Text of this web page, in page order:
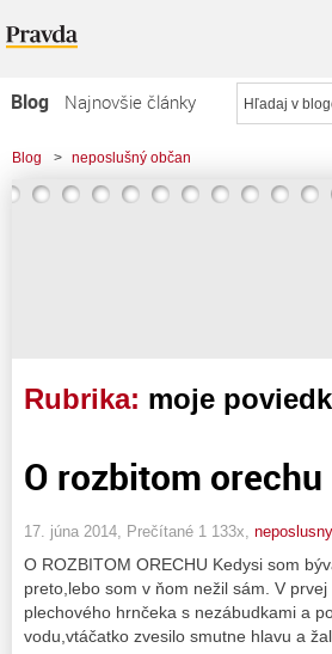
Blog
Najnovšie články
Najčítanejšie články
Najkomentovanejšie články
Blog > neposlušný občan
Rubrika: moje
O rozbitom orechu
17. júna 2014, Prečítané 1 133x,
O ROZBITOM ORECHU Kedysi som
preto,lebo som v ňom nežil sám. V
plechového hrnčeka s nezábudkami a
vodu,vtáčatko zvesilo smutne hlavu a